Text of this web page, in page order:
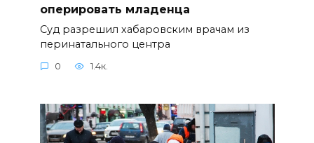
оперировать младенца
Суд разрешил хабаровским врачам из
перинатального центра
0 1.4к.